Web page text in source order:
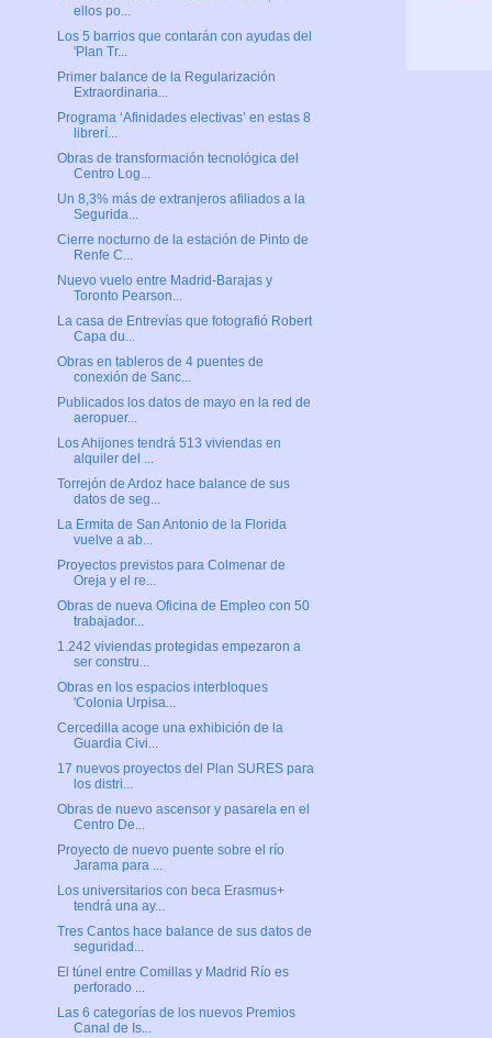
ellos po...
Los 5 barrios que contarán con ayudas del
'Plan Tr...
Primer balance de la Regularización
Extraordinaria...
Programa ‘Afinidades electivas’ en estas 8
librerí...
Obras de transformación tecnológica del
Centro Log...
Un 8,3% más de extranjeros afiliados a la
Segurida...
Cierre nocturno de la estación de Pinto de
Renfe C...
Nuevo vuelo entre Madrid-Barajas y
Toronto Pearson...
La casa de Entrevías que fotografió Robert
Capa du...
Obras en tableros de 4 puentes de
conexión de Sanc...
Publicados los datos de mayo en la red de
aeropuer...
Los Ahijones tendrá 513 viviendas en
alquiler del ...
Torrejón de Ardoz hace balance de sus
datos de seg...
La Ermita de San Antonio de la Florida
vuelve a ab...
Proyectos previstos para Colmenar de
Oreja y el re...
Obras de nueva Oficina de Empleo con 50
trabajador...
1.242 viviendas protegidas empezaron a
ser constru...
Obras en los espacios interbloques
'Colonia Urpisa...
Cercedilla acoge una exhibición de la
Guardia Civi...
17 nuevos proyectos del Plan SURES para
los distri...
Obras de nuevo ascensor y pasarela en el
Centro De...
Proyecto de nuevo puente sobre el río
Jarama para ...
Los universitarios con beca Erasmus+
tendrá una ay...
Tres Cantos hace balance de sus datos de
seguridad...
El túnel entre Comillas y Madrid Río es
perforado ...
Las 6 categorías de los nuevos Premios
Canal de Is...